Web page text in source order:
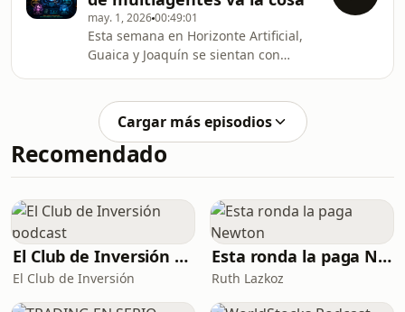
recordatorios, gestión de proyectos y
avisos por Telegram sin fricción.A
partir de ahí repasan los grandes
movimientos del sector. El
Departamento de Defensa de Estados
Unidos integra a las grandes
tecnológicas en entornos clasificados,
con A
may. 1, 202600:49:01
Esta semana en Horizonte Artificial,
Guaica y Joaquín se sientan con
para hablar de algo que se ha vuelto
el centro de su rutina: los sistemas
multiagente. Sergio cuenta cómo
trabaja con un equipo virtual formado
asignado a un modelo distinto —GPT-
5.5, GLM 5.1, DeepSeek o Kimi—
según la tarea,
Cargar más episodios
Recomendado
El Club de Inversión podcast
El Club de Inversión
Esta ronda la paga Newton
Ruth Lazkoz